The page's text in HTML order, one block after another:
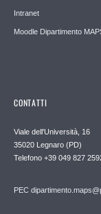
Intranet
Moodle Dipartimento
CONTATTI
Viale dell'Università, 16
35020 Legnaro (PD)
Telefono +39 049 827
PEC